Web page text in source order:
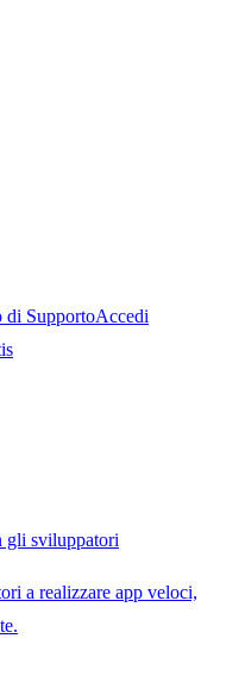
di SupportoAccedi
gli sviluppatori
a realizzare app veloci,